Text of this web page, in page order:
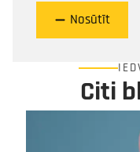
Nosūtīt
Citi